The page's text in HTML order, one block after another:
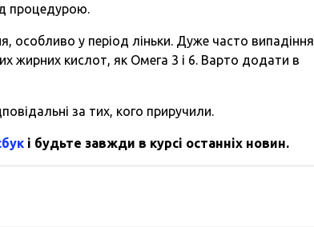
процедурою.
особливо у період ліньки. Дуже часто випадіння
жирних кислот, як Омега 3 і 6. Варто додати в
за тих, кого приручили.
і будьте завжди в курсі останніх новин.